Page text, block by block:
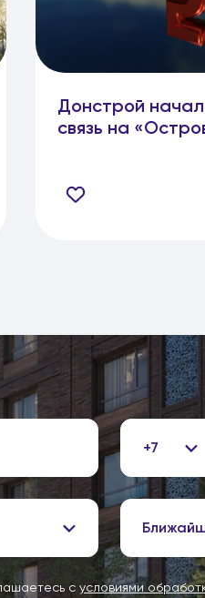
Донстрой
связь на
+7
с условиями